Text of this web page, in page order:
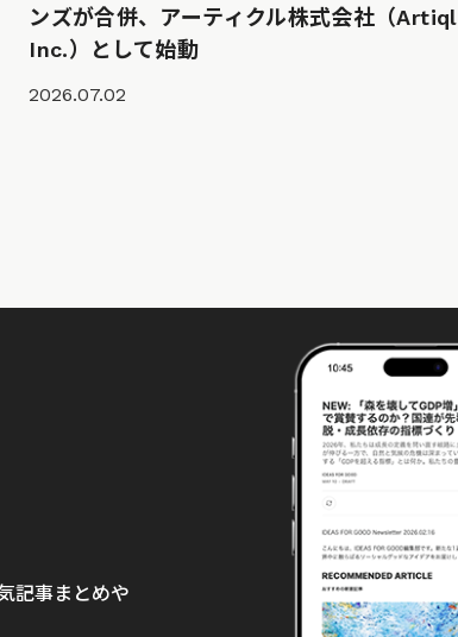
ンズが合併、アーティクル株式会社（Artiql
Inc.）として始動
2026.07.02
記事まとめや